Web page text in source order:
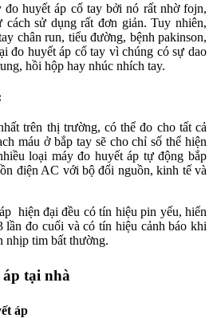
huyết áp cổ tay bởi nó rất nhờ fojn,
sử dụng rất đơn giản. Tuy nhiên,
chân run, tiểu đường, bệnh pakinson,
đo huyết áp cổ tay vì chúng có sự dao
hồi hộp hay nhúc nhích tay.
trên thị trường, có thể đo cho tất cả
máu ở bắp tay sẽ cho chỉ số thể hiện
loại máy đo huyết áp tự động bắp
điện AC với bộ đổi nguồn, kinh tế và
hiện đại đều có tín hiệu pin yếu, hiển
lần đo cuối và có tín hiệu cảnh báo khi
nhịp tim bất thường.
tại nhà
áp